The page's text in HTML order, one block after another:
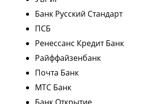
Банк Русский Стандарт
ПСБ
Ренессанс Кредит Банк
Райффайзенбанк
Почта Банк
МТС Банк